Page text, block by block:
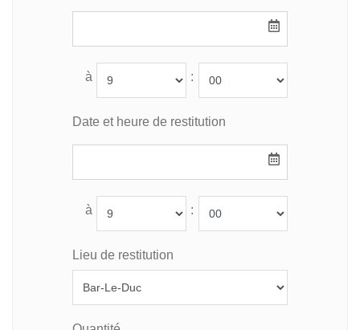
à :
Date et heure de restitution
à :
Lieu de restitution